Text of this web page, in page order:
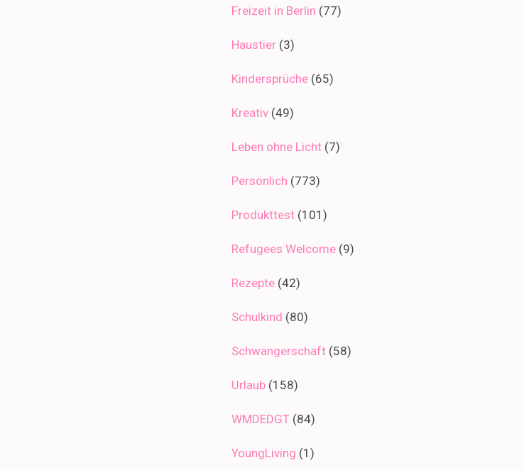
Freizeit in Berlin (77)
Haustier (3)
Kindersprüche (65)
Kreativ (49)
Leben ohne Licht (7)
Persönlich (773)
Produkttest (101)
Refugees Welcome (9)
Rezepte (42)
Schulkind (80)
Schwangerschaft (58)
Urlaub (158)
WMDEDGT (84)
YoungLiving (1)